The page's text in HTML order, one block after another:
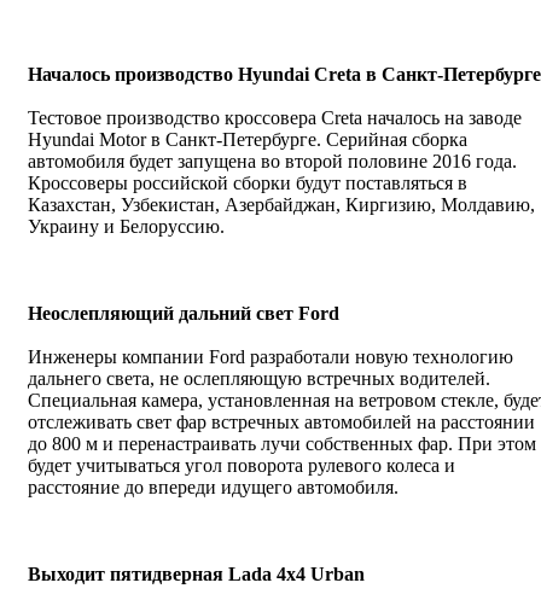
Началось производство Hyundai Creta в Санкт-Петербурге
Тестовое производство кроссовера Creta началось на заводе
Hyundai Motor в Санкт-Петербурге. Серийная сборка
автомобиля будет запущена во второй половине 2016 года.
Кроссоверы российской сборки будут поставляться в
Казахстан, Узбекистан, Азербайджан, Киргизию, Молдавию,
Украину и Белоруссию.
Неослепляющий дальний свет Ford
Инженеры компании Ford разработали новую технологию
дальнего света, не ослепляющую встречных водителей.
Специальная камера, установленная на ветровом стекле,
отслеживать свет фар встречных автомобилей на расстоянии
до 800 м и перенастраивать лучи собственных фар. При этом
будет учитываться угол поворота рулевого колеса и
расстояние до впереди идущего автомобиля.
Выходит пятидверная Lada 4х4 Urban